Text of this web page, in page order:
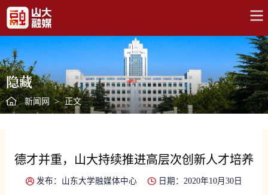
隐藏
新闻网 > 正文
德才并重，山大持续推进高层次创新人才培养
发布：山东大学融媒体中心 日期：2020年10月30日